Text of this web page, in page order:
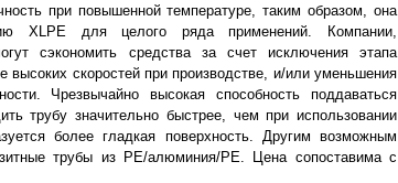
при повышенной температуре, таким образом, она
XLPE для целого ряда применений. Компании,
сэкономить средства за счет исключения этапа
высоких скоростей при производстве, и/или уменьшения
Чрезвычайно высокая способность поддаваться
трубу значительно быстрее, чем при использовании
более гладкая поверхность. Другим возможным
трубы из PE/алюминия/PE. Цена сопоставима с